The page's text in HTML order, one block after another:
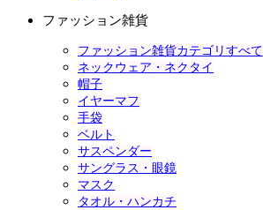
ファッション雑貨
ファッション雑貨カテゴリすべて
ネックウェア・ネクタイ
帽子
イヤーマフ
手袋
ベルト
サスペンダー
サングラス・眼鏡
マスク
タオル・ハンカチ